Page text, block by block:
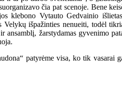
čia pat scenoje. Bene
klebono Vytauto Gedvainio
išpažinties nenueiti, todėl
ansamblį, žarstydamas gyvenimo
patyrėme visa, ko tik